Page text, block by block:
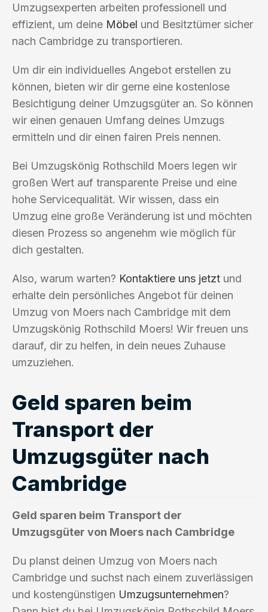
Umzugsexperten arbeiten professionell und
effizient, um deine Möbel und Besitztümer sicher
nach Cambridge zu transportieren.
Um dir ein individuelles Angebot erstellen zu
können, bieten wir dir gerne eine kostenlose
Besichtigung deiner Umzugsgüter an. So können
wir einen genauen Umfang deines Umzugs
ermitteln und dir einen fairen Preis nennen.
Bei Umzugskönig Rothschild Moers legen wir
großen Wert auf transparente Preise und eine
hohe Servicequalität. Wir wissen, dass ein
Umzug eine große Veränderung ist und möchten
diesen Prozess so angenehm wie möglich für
dich gestalten.
Also, warum warten? Kontaktiere uns jetzt und
erhalte dein persönliches Angebot für deinen
Umzug von Moers nach Cambridge mit dem
Umzugskönig Rothschild Moers! Wir freuen uns
darauf, dir zu helfen, in dein neues Zuhause
umzuziehen.
Geld sparen beim
Transport der
Umzugsgüter nach
Cambridge
Geld sparen beim Transport der
Umzugsgüter von Moers nach Cambridge
Du planst deinen Umzug von Moers nach
Cambridge und suchst nach einem zuverlässigen
und kostengünstigen Umzugsunternehmen?